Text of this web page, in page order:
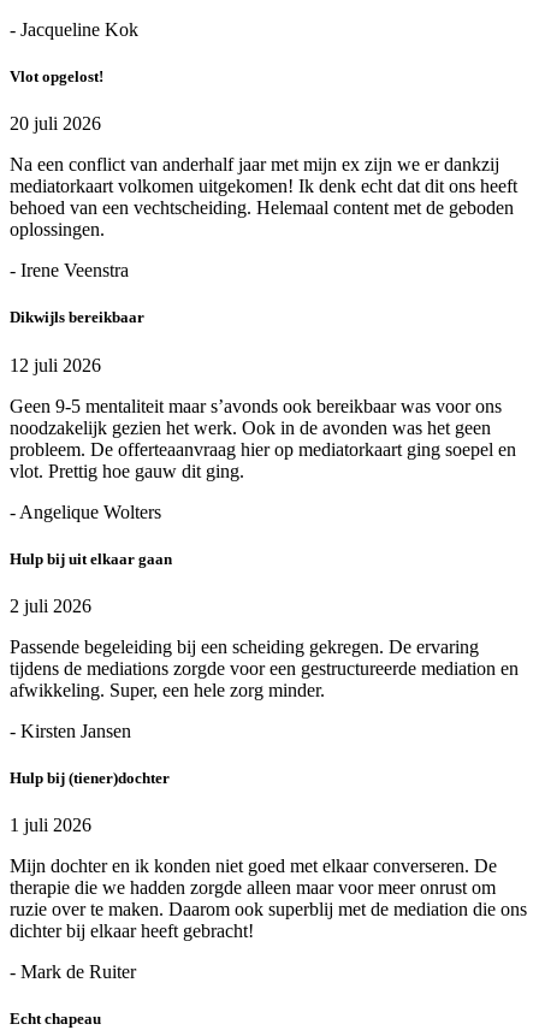
- Jacqueline Kok
Vlot opgelost!
20 juli 2026
Na een conflict van anderhalf jaar met mijn ex zijn we er dankzij
mediatorkaart volkomen uitgekomen! Ik denk echt dat dit ons heeft
behoed van een vechtscheiding. Helemaal content met de geboden
oplossingen.
- Irene Veenstra
Dikwijls bereikbaar
12 juli 2026
Geen 9-5 mentaliteit maar s’avonds ook bereikbaar was voor ons
noodzakelijk gezien het werk. Ook in de avonden was het geen
probleem. De offerteaanvraag hier op mediatorkaart ging soepel en
vlot. Prettig hoe gauw dit ging.
- Angelique Wolters
Hulp bij uit elkaar gaan
2 juli 2026
Passende begeleiding bij een scheiding gekregen. De ervaring
tijdens de mediations zorgde voor een gestructureerde mediation en
afwikkeling. Super, een hele zorg minder.
- Kirsten Jansen
Hulp bij (tiener)dochter
1 juli 2026
Mijn dochter en ik konden niet goed met elkaar converseren. De
therapie die we hadden zorgde alleen maar voor meer onrust om
ruzie over te maken. Daarom ook superblij met de mediation die ons
dichter bij elkaar heeft gebracht!
- Mark de Ruiter
Echt chapeau